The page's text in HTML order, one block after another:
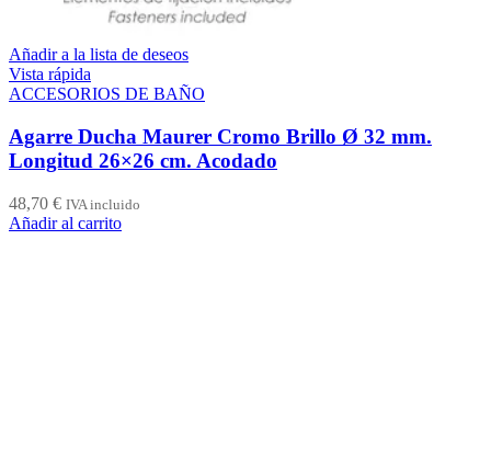
Añadir a la lista de deseos
Vista rápida
ACCESORIOS DE BAÑO
Agarre Ducha Maurer Cromo Brillo Ø 32 mm.
Longitud 26×26 cm. Acodado
48,70 € IVA incluido
Añadir al carrito